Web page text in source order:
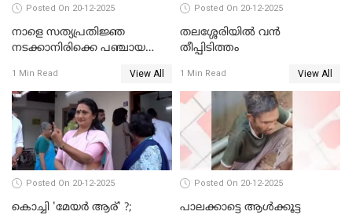
Posted On 20-12-2025
നാളെ സത്യപ്രതിജ്ഞ
നടക്കാനിരിക്കെ പഞ്ചായത്ത്
1 Min Read View All
Posted On 20-12-2025
തലശ്ശേരിയിൽ വൻ
തീപ്പിടിത്തം
1 Min Read View All
Posted On 20-12-2025
കൊച്ചി 'മേയർ ആര്' ?;
Posted On 20-12-2025
പാലക്കാട്ടെ ആള്‍ക്കൂട്ട